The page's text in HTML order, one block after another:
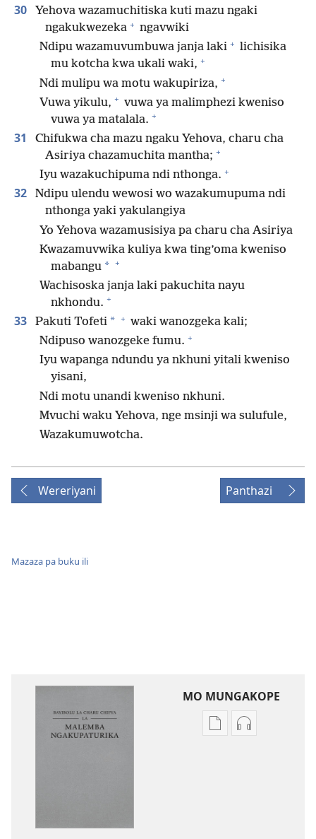
30
Yehova wazamuchitiska kuti mazu ngaki
ngakukwezeka + ngavwiki
Ndipu wazamuvumbuwa janja laki + lichisika
mu kotcha kwa ukali waki, +
Ndi mulipu wa motu wakupiriza, +
Vuwa yikulu, + vuwa ya malimphezi kweniso
vuwa ya matalala. +
31
Chifukwa cha mazu ngaku Yehova, charu cha
Asiriya chazamuchita mantha; +
Iyu wazakuchipuma ndi nthonga. +
32
Ndipu ulendu wewosi wo wazakumupuma ndi
nthonga yaki yakulangiya
Yo Yehova wazamusisiya pa charu cha Asiriya
Kwazamuvwika kuliya kwa ting’oma kweniso
mabangu * +
Wachisoska janja laki pakuchita nayu
nkhondu. +
33 Pakuti Tofeti * + waki wanozgeka kali;
Ndipuso wanozgeke fumu. +
Iyu wapanga ndundu ya nkhuni yitali kweniso
yisani,
Ndi motu unandi kweniso nkhuni.
Mvuchi waku Yehova, nge msinji wa sulufule,
Wazakumuwotcha.
Wereriyani Panthazi
Mazaza pa buku ili
MO MUNGAKOPE
NthowaNthowa